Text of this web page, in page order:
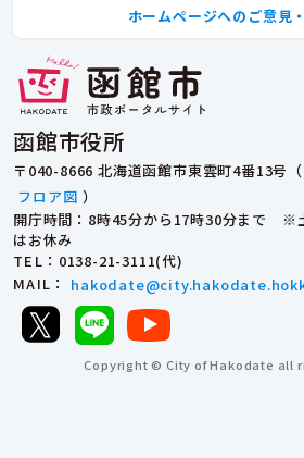
函館市役所
〒040-8666 北海道函館市東雲町4番13号（
フロア図 ）
開庁時間：8時45分から17時30分まで ※
はお休み
TEL ：0138-21-3111(代)
MAIL ：
ホームページへのご意見
Copyright © City of Hakodate all